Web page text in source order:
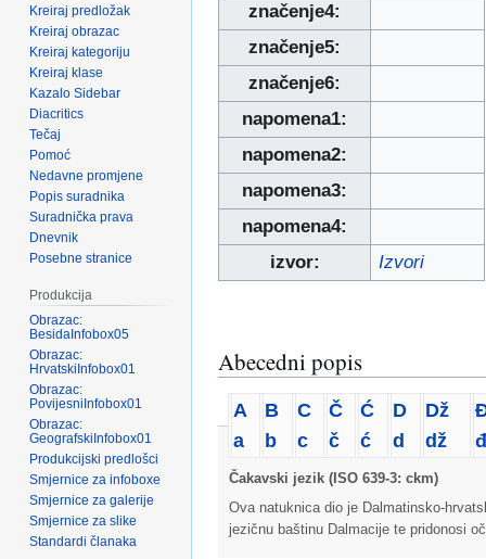
značenje4:
značenje5:
značenje6:
napomena1:
napomena2:
napomena3:
napomena4:
izvor:
Izvori
Abecedni popis
A
a
B
b
C
c
Č
č
Ć
ć
D
d
Dž
dž
đ
Čakavski jezik (ISO 639-3: ckm)
Ova natuknica dio je Dalmatinsko-
jezičnu baštinu Dalmacije te pridonosi
Kreiraj predložak
Kreiraj obrazac
Kreiraj kategoriju
Kreiraj klase
Kazalo Sidebar
Diacritics
Tečaj
Pomoć
Nedavne promjene
Popis suradnika
Suradnička prava
Dnevnik
Posebne stranice
Produkcija
Obrazac:
BesidaInfobox05
Obrazac:
HrvatskiInfobox01
Obrazac:
PovijesniInfobox01
Obrazac:
GeografskiInfobox01
Produkcijski predlošci
Smjernice za infoboxe
Smjernice za galerije
Smjernice za slike
Standardi članaka